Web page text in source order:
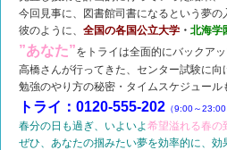
今回見事に、図書館司書になるという夢の
彼のように、 全国の各国公立大学 ・ 北海学
”あなた”をトライは全面的にバックア
高橋さんが行ってきた、センター試験に向
勉強のやり方の秘密・タイムスケジュール
トライ：0120-555-202 （9:00～
春分の日も過ぎ、いよいよ希望溢れる春の
ぜひ、あなたの掴みたい夢を効率的に、効